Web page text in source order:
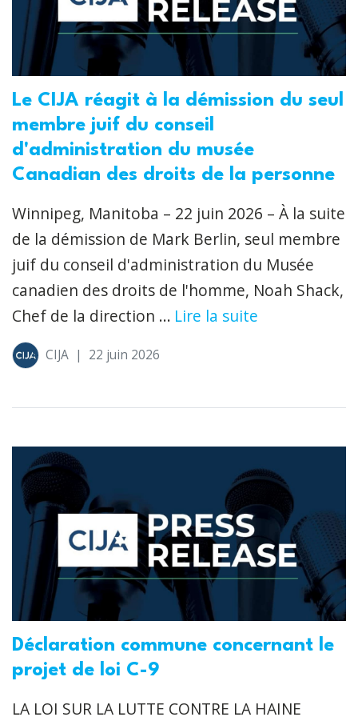
Le CIJA réagit à la démission du seul
membre juif du conseil
d'administration du musée
Canadian des droits de la personne
Winnipeg, Manitoba – 22 juin 2026 – À la suite
de la démission de Mark Berlin, seul membre
juif du conseil d'administration du Musée
canadien des droits de l'homme, Noah Shack,
Chef de la direction ... Lire la suite
CIJA | 22 juin 2026
Déclaration commune concernant le
projet de loi C-9
LA LOI SUR LA LUTTE CONTRE LA HAINE